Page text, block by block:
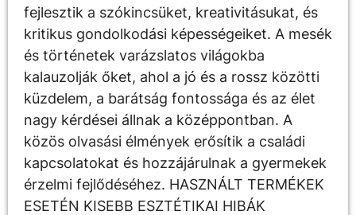
fejlesztik a szókincsüket, kreativitásukat, és
kritikus gondolkodási képességeiket. A mesék
és történetek varázslatos világokba
kalauzolják őket, ahol a jó és a rossz közötti
küzdelem, a barátság fontossága és az élet
nagy kérdései állnak a középpontban. A
közös olvasási élmények erősítik a családi
kapcsolatokat és hozzájárulnak a gyermekek
érzelmi fejlődéséhez. HASZNÁLT TERMÉKEK
ESETÉN KISEBB ESZTÉTIKAI HIBÁK